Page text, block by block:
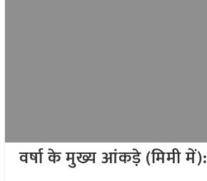
वर्षा के मुख्य आंकड़े (मिमी में):